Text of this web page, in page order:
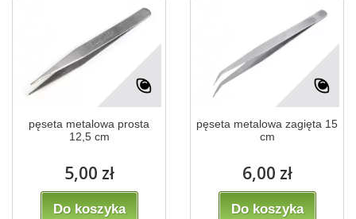
pęseta metalowa prosta
12,5 cm
5,00 zł
Do koszyka
pęseta metalowa zagięta 15
cm
6,00 zł
Do koszyka